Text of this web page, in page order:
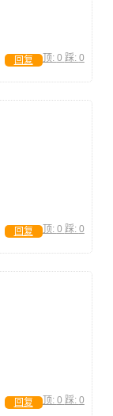
顶: 0 踩: 0
回复
顶: 0 踩: 0
回复
顶: 0 踩: 0
回复